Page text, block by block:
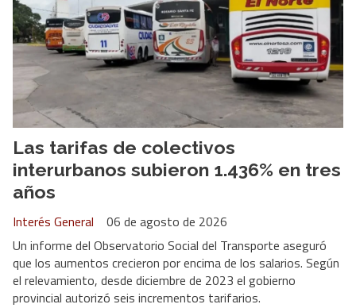
Las tarifas de colectivos
interurbanos subieron 1.436% en tres
años
Interés General
06 de agosto de 2026
Un informe del Observatorio Social del Transporte aseguró
que los aumentos crecieron por encima de los salarios. Según
el relevamiento, desde diciembre de 2023 el gobierno
provincial autorizó seis incrementos tarifarios.